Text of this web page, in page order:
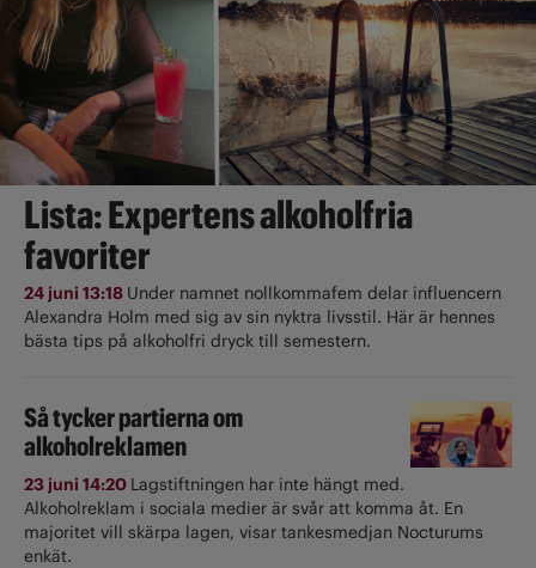
Lista: Expertens alkoholfria
favoriter
24 juni 13:18 Under namnet nollkommafem delar influencern
Alexandra Holm med sig av sin nyktra livsstil. Här är hennes
bästa tips på alkoholfri dryck till semestern.
Så tycker partierna om
alkoholreklamen
23 juni 14:20 Lagstiftningen har inte hängt med.
Alkoholreklam i sociala medier är svår att komma åt. En
majoritet vill skärpa lagen, visar tankesmedjan Nocturums
enkät.